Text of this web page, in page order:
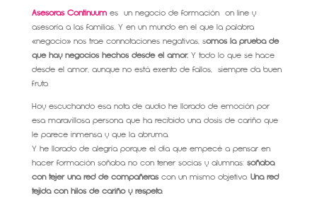
Asesoras Continuumes un negocio de formación on line y
asesoría a las familias. Y en un mundo en el que la palabra
«negocio» nos trae connotaciones negativas, somos la prueba de
que hay negocios hechos desde el amor.Y todo lo que se hace
desde el amor, aunque no está exento de fallos, siempre da buen
fruto.
Hoy escuchando esa nota de audio he llorado de emoción por
esa maravillosa persona que ha recibido una dosis de cariño que
le parece inmensa y que la abruma.
Y he llorado de alegría porque el día que empecé a pensar en
hacer formación soñaba no con tener socias y alumnas: soñaba
con tejer una red de compañerascon un mismo objetivo. Una red
tejida con hilos de cariño y respeto.